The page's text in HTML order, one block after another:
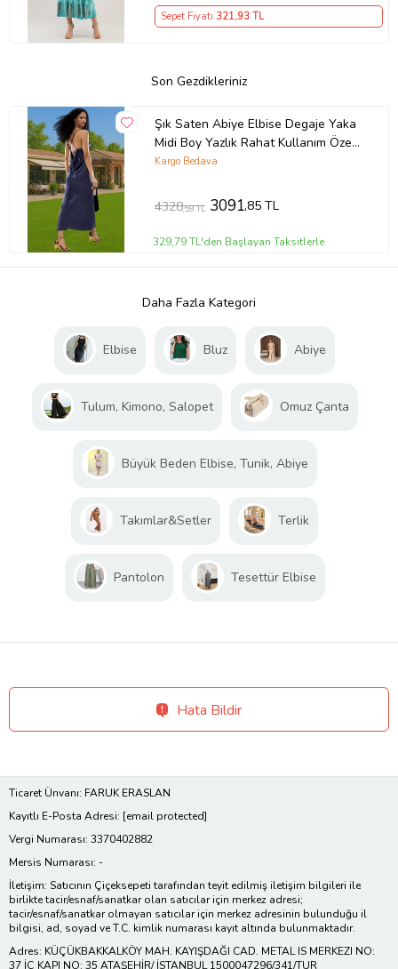
Sepet Fiyatı 321,93 TL
Son Gezdikleriniz
Şık Saten Abiye Elbise Degaje Yaka
Midi Boy Yazlık Rahat Kullanım Özel
Tasarım Konforlu Kesim (Lacivert)
Kargo Bedava
4328,59 TL 3091,85 TL
329,79 TL'den Başlayan Taksitlerle
Daha Fazla Kategori
Elbise Bluz Abiye
Tulum, Kimono, Salopet Omuz Çanta
Büyük Beden Elbise, Tunik, Abiye
Takımlar&Setler Terlik
Pantolon Tesettür Elbise
Hata Bildir
Ticaret Ünvanı: FARUK ERASLAN
Kayıtlı E-Posta Adresi: [email protected]
Vergi Numarası: 3370402882
Mersis Numarası: -
İletişim: Satıcının Çiçeksepeti tarafından teyit edilmiş iletişim bilgileri ile
birlikte tacir/esnaf/sanatkar olan satıcılar için merkez adresi;
tacir/esnaf/sanatkar olmayan satıcılar için merkez adresinin bulunduğu il
bilgisi, ad, soyad ve T.C. kimlik numarası kayıt altında bulunmaktadır.
Adres: KÜÇÜKBAKKALKÖY MAH. KAYIŞDAĞI CAD. METAL IS MERKEZI NO:
37 İÇ KAPI NO: 35 ATAŞEHİR/ İSTANBUL 1500047296/341/TUR